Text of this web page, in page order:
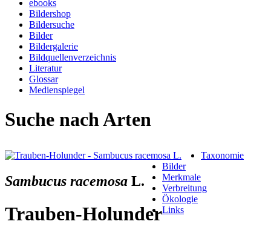
ebooks
Bildershop
Bildersuche
Bilder
Bildergalerie
Bildquellenverzeichnis
Literatur
Glossar
Medienspiegel
Suche nach Arten
Sambucus racemosa L.
Trauben-Holunder
Taxonomie
Bilder
Merkmale
Verbreitung
Ökologie
Links